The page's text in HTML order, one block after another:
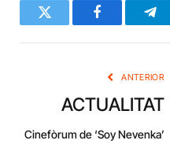
Twitter Facebook
ANTERIOR
ACTUALITAT
Cinefòrum de ‘Soy Nevenka’